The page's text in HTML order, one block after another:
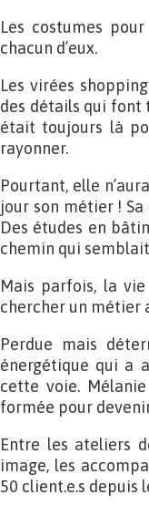
Les costumes
chacun d’eux.
Les virées
des détails qui font
était toujours là
rayonner.
Pourtant, elle
jour son métier !
Des études en
chemin qui
Mais parfois, la
chercher un métier
Perdue mais
énergétique qui a
cette voie.
formée pour
Entre les ateliers
image, les
50 client.e.s depuis